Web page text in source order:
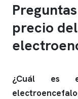
precio del
¿Cuál es